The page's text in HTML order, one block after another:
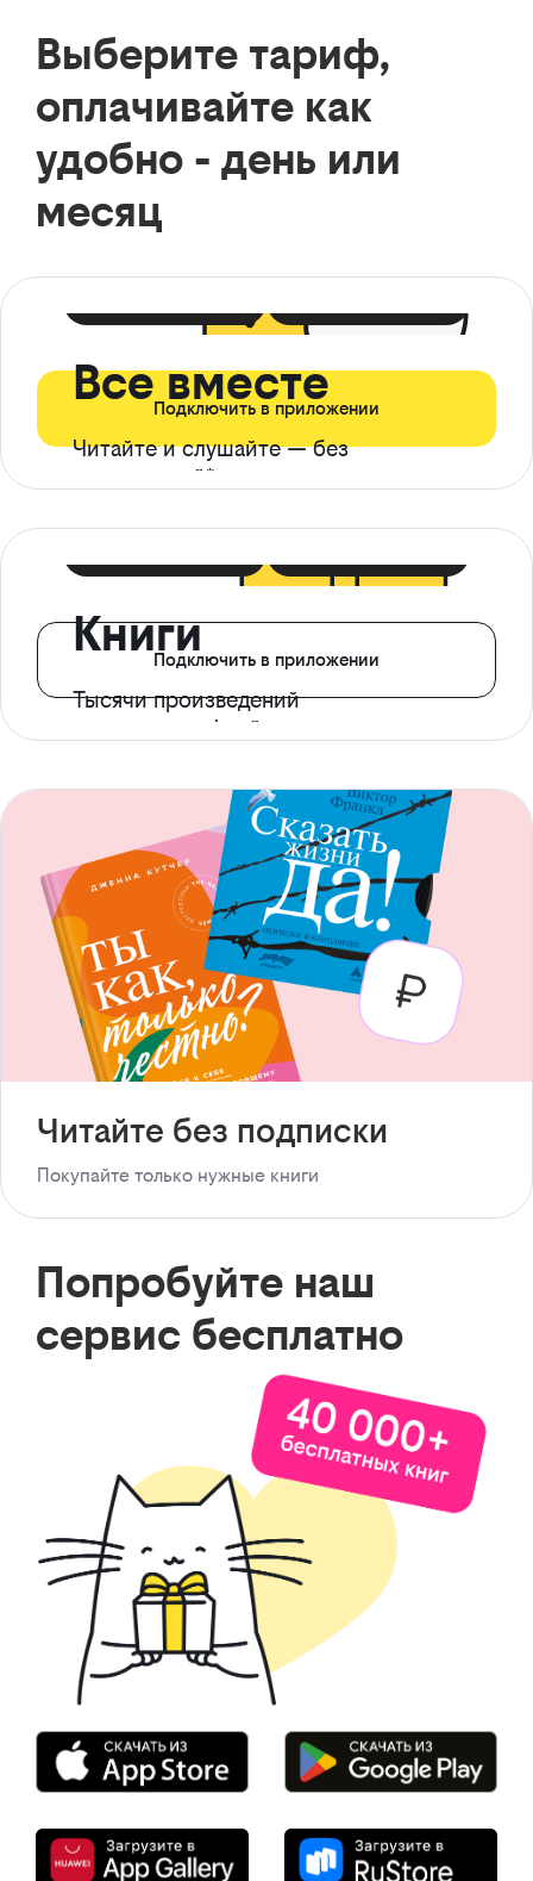
Выберите тариф,
оплачивайте как
удобно - день или
месяц
Все вместе
Читайте и слушайте — без
ограничений*
Подключить в приложении
Книги
Тысячи произведений
с доступом офлайн
Подключить в приложении
Читайте без подписки
Покупайте только нужные книги
Попробуйте наш
сервис бесплатно